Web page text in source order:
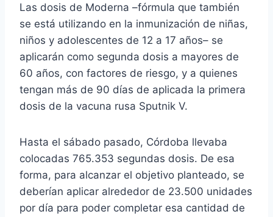
Las dosis de Moderna –fórmula que también
se está utilizando en la inmunización de niñas,
niños y adolescentes de 12 a 17 años– se
aplicarán como segunda dosis a mayores de
60 años, con factores de riesgo, y a quienes
tengan más de 90 días de aplicada la primera
dosis de la vacuna rusa Sputnik V.
Hasta el sábado pasado, Córdoba llevaba
colocadas 765.353 segundas dosis. De esa
forma, para alcanzar el objetivo planteado, se
deberían aplicar alrededor de 23.500 unidades
por día para poder completar esa cantidad de